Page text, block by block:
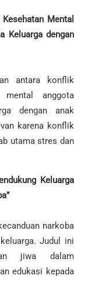
Mental
Keluarga dengan
antara konflik
anggota
dengan anak
karena konflik
utama stres dan
Keluarga
narkoba
Judul ini
jiwa dalam
edukasi kepada